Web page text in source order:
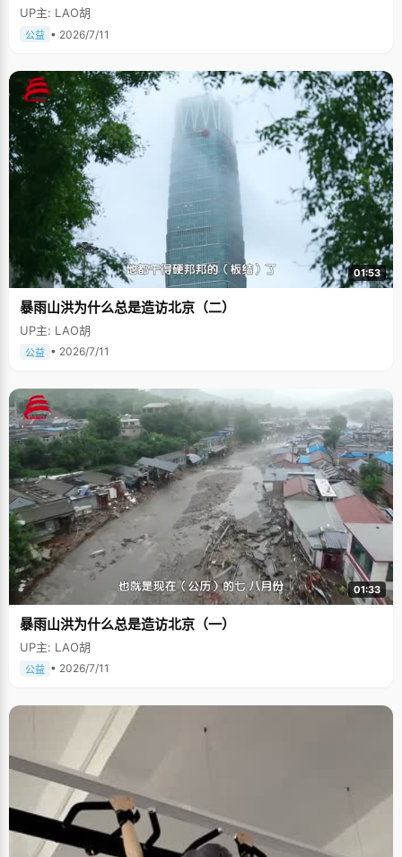
UP主: LAO胡
公益 • 2026/7/11
01:53
暴雨山洪为什么总是造访北京（二）
UP主: LAO胡
公益 • 2026/7/11
01:33
暴雨山洪为什么总是造访北京（一）
UP主: LAO胡
公益 • 2026/7/11